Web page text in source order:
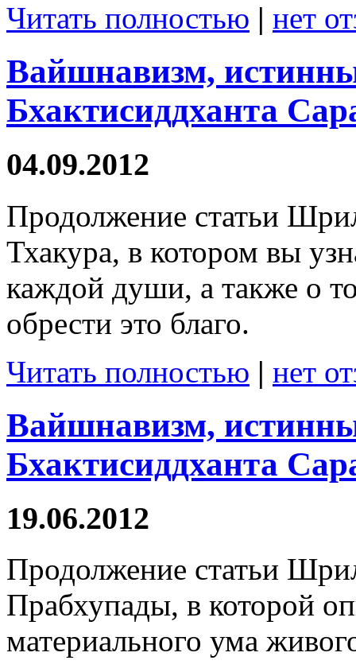
Читать полностью | нет
Вайшнавизм,
Бхактисиддханта
04.09.2012
Продолжение статьи
Тхакура, в котором вы
каждой души, а также о
обрести это благо.
Читать полностью | нет
Вайшнавизм,
Бхактисиддханта
19.06.2012
Продолжение статьи
Прабхупады, в которой
материального ума